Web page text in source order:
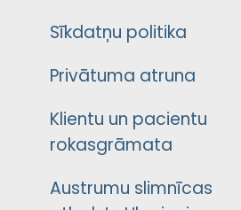
Sīkdatņu politika
Privātuma atruna
Klientu un pacientu
rokasgrāmata
Austrumu slimnīcas